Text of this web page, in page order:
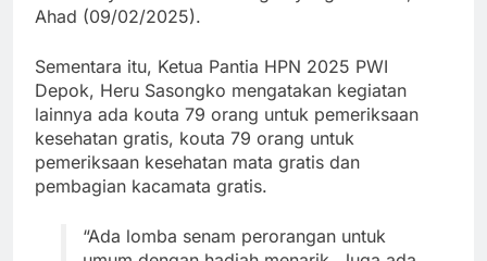
Ahad (09/02/2025).
Sementara itu, Ketua Pantia HPN 2025 PWI
Depok, Heru Sasongko mengatakan kegiatan
lainnya ada kouta 79 orang untuk pemeriksaan
kesehatan gratis, kouta 79 orang untuk
pemeriksaan kesehatan mata gratis dan
pembagian kacamata gratis.
“Ada lomba senam perorangan untuk